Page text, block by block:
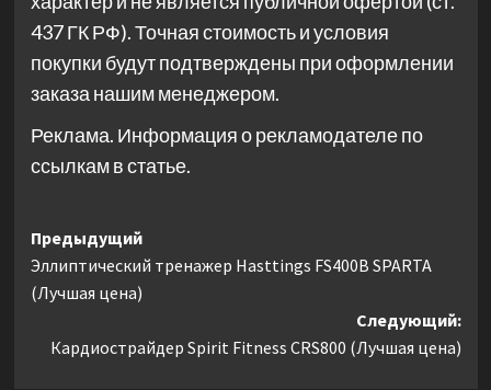
437 ГК РФ). Точная стоимость и условия
покупки будут подтверждены при оформлении
заказа нашим менеджером.
Реклама. Информация о рекламодателе по
ссылкам в статье.
Навигация
записи
Предыдущий
Эллиптический тренажер Hasttings FS400B SPARTA
(Лучшая цена)
Следующий:
Кардиострайдер Spirit Fitness CRS800 (Лучшая цена)